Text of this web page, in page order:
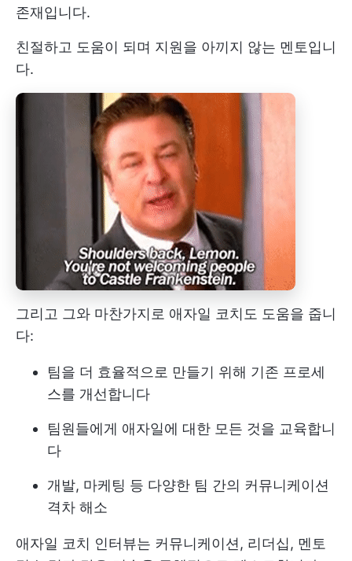
존재입니다.
친절하고 도움이 되며 지원을 아끼지 않는 멘토입니
다.
그리고 그와 마찬가지로 애자일 코치도 도움을 줍니
다:
팀을 더 효율적으로 만들기 위해 기존 프로세
스를 개선합니다
팀원들에게 애자일에 대한 모든 것을 교육합니
다
개발, 마케팅 등 다양한 팀 간의 커뮤니케이션
격차 해소
애자일 코치 인터뷰는 커뮤니케이션, 리더십, 멘토